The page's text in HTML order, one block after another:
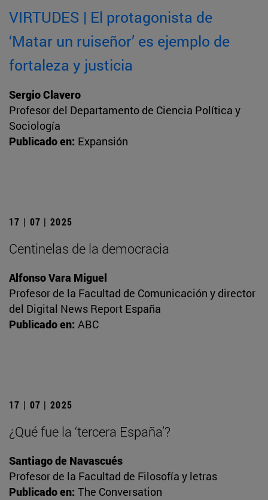
VIRTUDES | El protagonista de
‘Matar un ruiseñor’ es ejemplo de
fortaleza y justicia
Sergio Clavero
Profesor del Departamento de Ciencia Política y
Sociología
Publicado en: Expansión
17 | 07 | 2025
Centinelas de la democracia
Alfonso Vara Miguel
Profesor de la Facultad de Comunicación y director
del Digital News Report España
Publicado en: ABC
17 | 07 | 2025
¿Qué fue la ‘tercera España’?
Santiago de Navascués
Profesor de la Facultad de Filosofía y letras
Publicado en: The Conversation